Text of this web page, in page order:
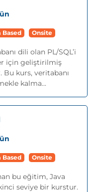
Based Onsite
dili olan PL/SQL’i
için geliştirilmiş
Bu kurs, veritabanı
kalma...
Based Onsite
bu eğitim, Java
seviye bir kurstur.